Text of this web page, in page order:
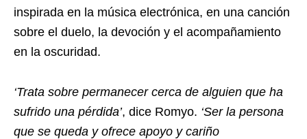
inspirada en la música electrónica, en una canción
sobre el duelo, la devoción y el acompañamiento
en la oscuridad.
‘Trata sobre permanecer cerca de alguien que ha
sufrido una pérdida’, dice Romyo. ‘Ser la persona
que se queda y ofrece apoyo y cariño